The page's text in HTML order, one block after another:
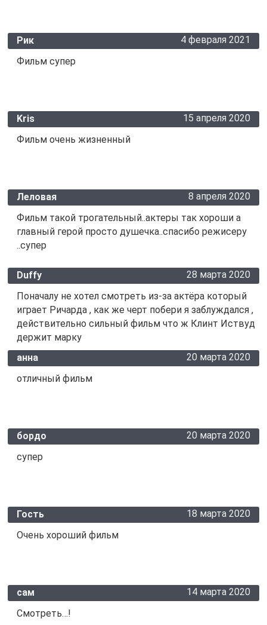
Рик
4 февраля 2021
Фильм супер
Kris
15 апреля 2020
Фильм очень жизненный
Леловая
8 апреля 2020
Фильм такой трогательный..актеры так хороши а
главный герой просто душечка..спасибо режисеру
..супер
Duffy
28 марта 2020
Поначалу не хотел смотреть из-за актёра который
играет Ричарда , как же черт побери я заблуждался ,
действительно сильный фильм что ж Клинт Иствуд
держит марку
анна
20 марта 2020
отличный фильм
бордо
20 марта 2020
супер
Гость
18 марта 2020
Очень хороший фильм
сам
14 марта 2020
Смотреть…!